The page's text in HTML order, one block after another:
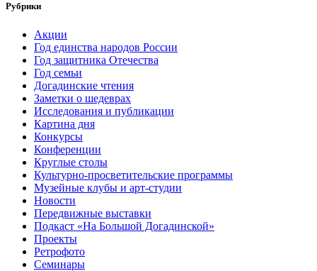
Рубрики
Акции
Год единства народов России
Год защитника Отечества
Год семьи
Догадинские чтения
Заметки о шедеврах
Исследования и публикации
Картина дня
Конкурсы
Конференции
Круглые столы
Культурно-просветительские программы
Музейные клубы и арт-студии
Новости
Передвижные выставки
Подкаст «На Большой Догадинской»
Проекты
Ретрофото
Семинары